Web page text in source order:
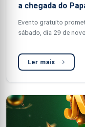
a chegada do
Evento gratuito
sábado, dia 29 de
Ler mais